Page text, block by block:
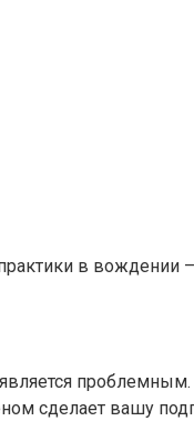
в
сделает вашу